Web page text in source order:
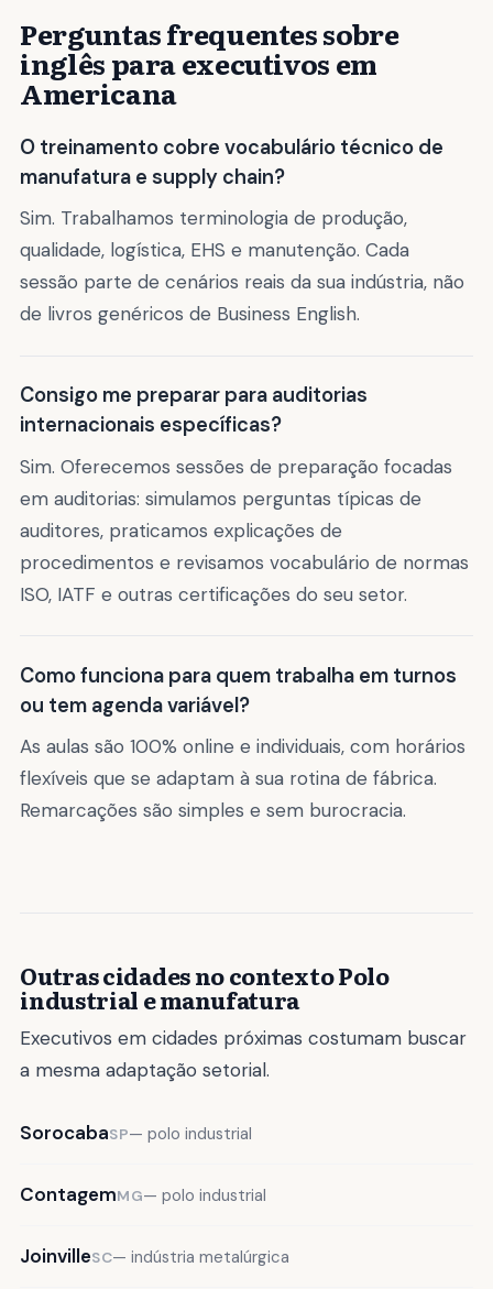
Perguntas frequentes sobre
inglês para executivos em
Americana
O treinamento cobre vocabulário técnico de
manufatura e supply chain?
Sim. Trabalhamos terminologia de produção,
qualidade, logística, EHS e manutenção. Cada
sessão parte de cenários reais da sua indústria, não
de livros genéricos de Business English.
Consigo me preparar para auditorias
internacionais específicas?
Sim. Oferecemos sessões de preparação focadas
em auditorias: simulamos perguntas típicas de
auditores, praticamos explicações de
procedimentos e revisamos vocabulário de normas
ISO, IATF e outras certificações do seu setor.
Como funciona para quem trabalha em turnos
ou tem agenda variável?
As aulas são 100% online e individuais, com horários
flexíveis que se adaptam à sua rotina de fábrica.
Remarcações são simples e sem burocracia.
Outras cidades no contexto Polo
industrial e manufatura
Executivos em cidades próximas costumam buscar
a mesma adaptação setorial.
SorocabaSP— polo industrial
ContagemMG— polo industrial
JoinvilleSC— indústria metalúrgica